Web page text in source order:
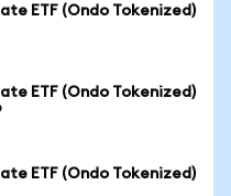
ETF (Ondo Tokenized)
ETF (Ondo Tokenized)
ETF (Ondo Tokenized)